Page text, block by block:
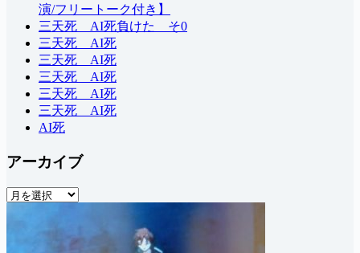
演/フリートーク付き】
三天死 AI死負けた そ0
三天死 AI死
三天死 AI死
三天死 AI死
三天死 AI死
三天死 AI死
AI死
アーカイブ
ア